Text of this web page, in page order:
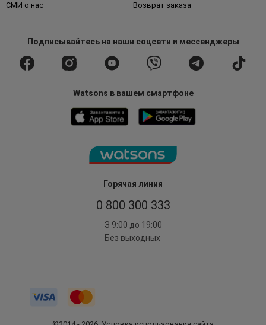
Горячая линия
0 800 300 333
З 9:00 до 19:00
Без выходных
СМИ о нас Возврат заказа
Подписывайтесьна наши соцсети и мессенджеры
Watsons в вашем смартфоне